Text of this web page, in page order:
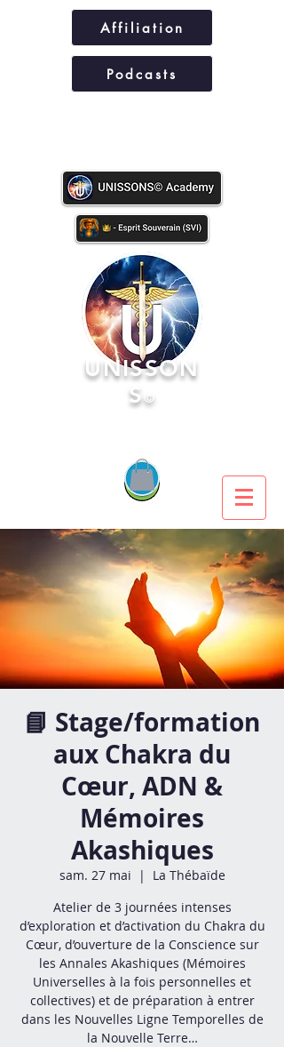
Affiliation
Podcasts
UNISSON
S©
📘 Stage/formation
aux Chakra du
Cœur, ADN &
Mémoires
Akashiques
sam. 27 mai
  |
La Thébaïde
Atelier de 3 journées intenses
d’exploration et d’activation du Chakra du
Cœur, d’ouverture de la Conscience sur
les Annales Akashiques (Mémoires
Universelles à la fois personnelles et
collectives) et de préparation à entrer
dans les Nouvelles Ligne Temporelles de
la Nouvelle Terre…